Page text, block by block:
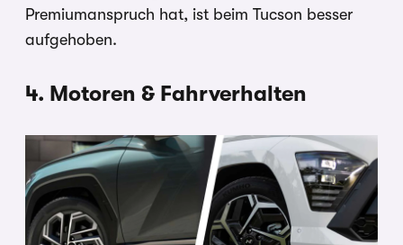
Premium­anspruch hat, ist beim Tucson besser
aufgehoben.
4. Motoren & Fahrverhalten